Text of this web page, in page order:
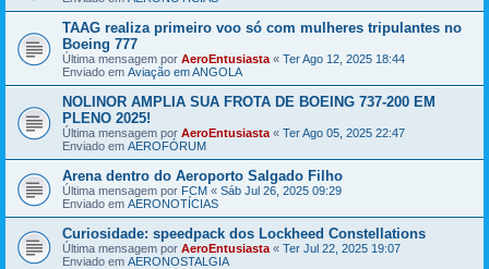
TAAG realiza primeiro voo só com mulheres tripulantes no
Boeing 777
Última mensagem por AeroEntusiasta « Ter Ago 12, 2025 18:44
Enviado em Aviação em ANGOLA
NOLINOR AMPLIA SUA FROTA DE BOEING 737-200 EM
PLENO 2025!
Última mensagem por AeroEntusiasta « Ter Ago 05, 2025 22:47
Enviado em AEROFÓRUM
Arena dentro do Aeroporto Salgado Filho
Última mensagem por FCM « Sáb Jul 26, 2025 09:29
Enviado em AERONOTÍCIAS
Curiosidade: speedpack dos Lockheed Constellations
Última mensagem por AeroEntusiasta « Ter Jul 22, 2025 19:07
Enviado em AERONOSTALGIA